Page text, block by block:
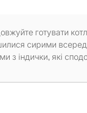
готувати
сирими
з індички, які